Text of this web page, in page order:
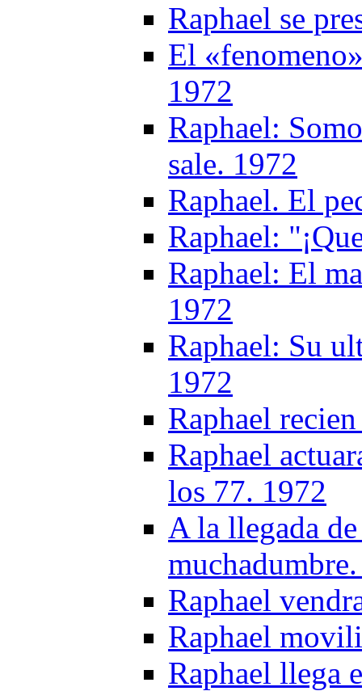
Raphael se
El
1972
Raphael:
sale. 1972
Raphael. El
Raphael:
Raphael: El
1972
Raphael: Su
1972
Raphael
Raphael
los 77. 1972
A la llegada
Raphael
Raphael
Raphael llega